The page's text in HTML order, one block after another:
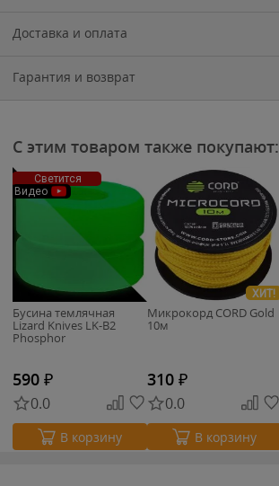
Доставка и оплата
Гарантия и возврат
С этим товаром также покупают:
Светится
Видео
Бусина темлячная
Lizard Knives LK-B2
Phosphor
590 ₽
0.0
В корзину
ХИТ!
Микрокорд CORD Gold
10м
310 ₽
0.0
В корзину